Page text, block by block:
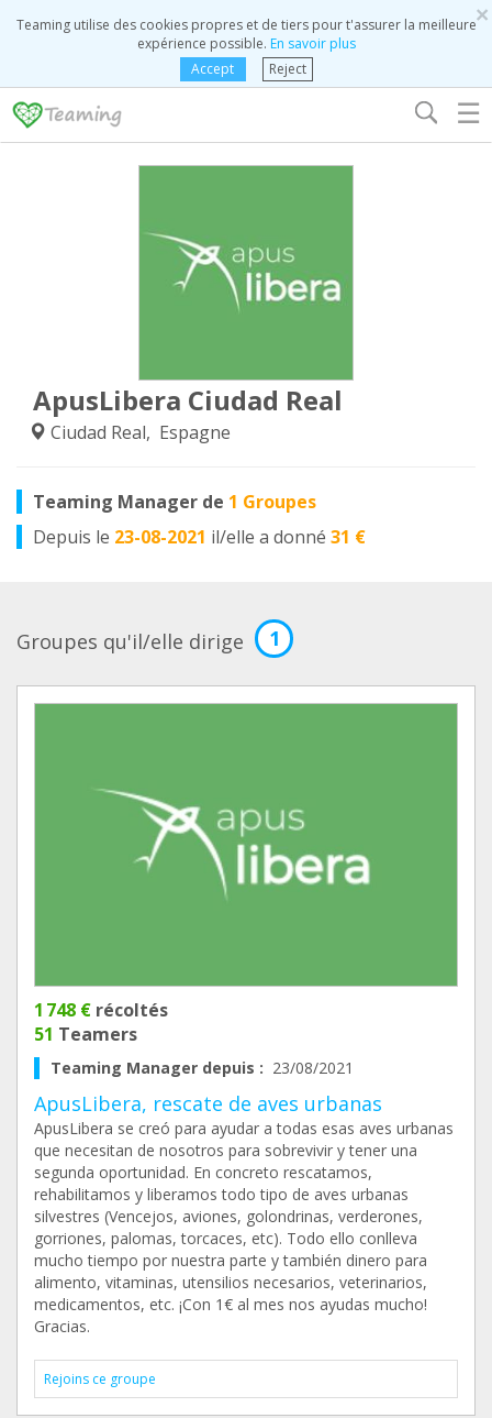
×
Teaming utilise des cookies propres et de tiers pour t'assurer la meilleure
expérience possible. En savoir plus
Accept
Reject
☰
ApusLibera Ciudad Real
Ciudad Real, Espagne
Teaming Manager de 1 Groupes
Depuis le 23-08-2021 il/elle a donné 31 €
Groupes qu'il/elle dirige 1
1 748 € récoltés
51 Teamers
Teaming Manager depuis : 23/08/2021
ApusLibera, rescate de aves urbanas
ApusLibera se creó para ayudar a todas esas aves urbanas
que necesitan de nosotros para sobrevivir y tener una
segunda oportunidad. En concreto rescatamos,
rehabilitamos y liberamos todo tipo de aves urbanas
silvestres (Vencejos, aviones, golondrinas, verderones,
gorriones, palomas, torcaces, etc). Todo ello conlleva
mucho tiempo por nuestra parte y también dinero para
alimento, vitaminas, utensilios necesarios, veterinarios,
medicamentos, etc. ¡Con 1€ al mes nos ayudas mucho!
Gracias.
Rejoins ce groupe